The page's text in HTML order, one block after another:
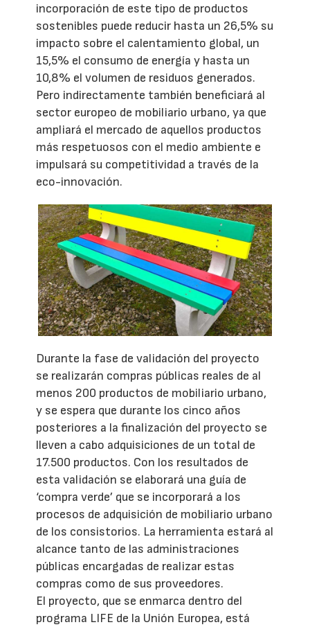
incorporación de este tipo de productos
sostenibles puede reducir hasta un 26,5% su
impacto sobre el calentamiento global, un
15,5% el consumo de energía y hasta un
10,8% el volumen de residuos generados.
Pero indirectamente también beneficiará al
sector europeo de mobiliario urbano, ya que
ampliará el mercado de aquellos productos
más respetuosos con el medio ambiente e
impulsará su competitividad a través de la
eco-innovación.
Durante la fase de validación del proyecto
se realizarán compras públicas reales de al
menos 200 productos de mobiliario urbano,
y se espera que durante los cinco años
posteriores a la finalización del proyecto se
lleven a cabo adquisiciones de un total de
17.500 productos. Con los resultados de
esta validación se elaborará una guía de
‘compra verde’ que se incorporará a los
procesos de adquisición de mobiliario urbano
de los consistorios. La herramienta estará al
alcance tanto de las administraciones
públicas encargadas de realizar estas
compras como de sus proveedores.
El proyecto, que se enmarca dentro del
programa LIFE de la Unión Europea, está